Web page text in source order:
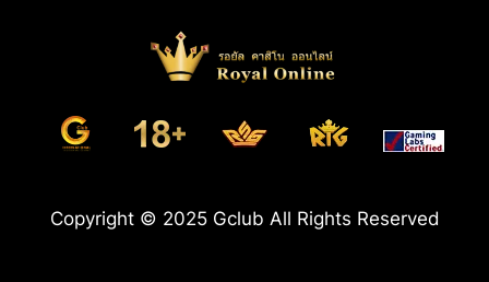
Copyright © 2025 Gclub All Rights Reserved